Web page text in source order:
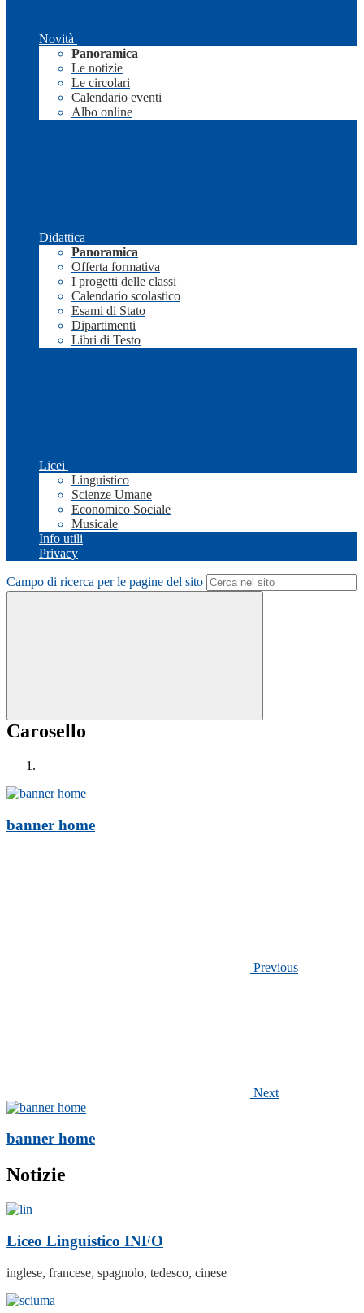
Novità
Panoramica
Le notizie
Le circolari
Calendario eventi
Albo online
Didattica
Panoramica
Offerta formativa
I progetti delle classi
Calendario scolastico
Esami di Stato
Dipartimenti
Libri di Testo
Licei
Linguistico
Scienze Umane
Economico Sociale
Musicale
Info utili
Privacy
Campo di ricerca per le pagine del sito
Carosello
banner home
Previous
Next
banner home
Notizie
Liceo Linguistico INFO
inglese, francese, spagnolo, tedesco, cinese